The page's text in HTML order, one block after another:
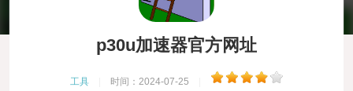
p30u加速器官方网址
工具 时间：2024-07-25